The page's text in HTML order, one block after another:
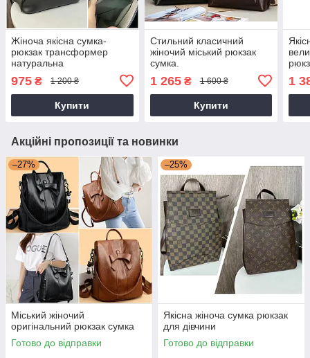
Жіноча якісна сумка-
рюкзак трансформер
натуральна
замша+екошкіра рюкзак
сумка для дівчини
975 ₴ 1 200 ₴
Купити
Стильний класичний
жіночий міський рюкзак
сумка.
1 265₴ 1 600 ₴
Купити
1
Акційні пропозиції та новинки
–27%
Міський жіночий
оригінальний рюкзак сумка
Готово до відправки
–25%
Якісна жіноча сумка рюкзак
для дівчини
Готово до відправки